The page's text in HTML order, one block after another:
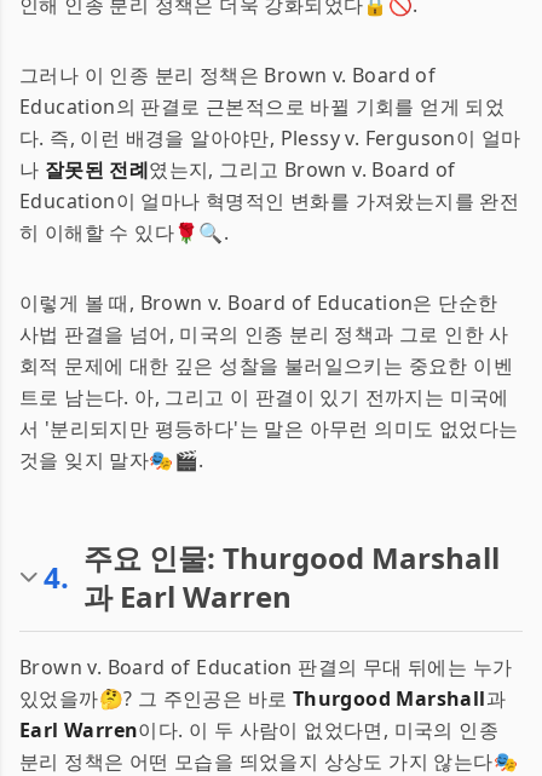
그러나 이 인종 분리 정책은 Brown v. Board of
Education의 판결로 근본적으로 바뀔 기회를 얻게 되었
다. 즉, 이런 배경을 알아야만, Plessy v. Ferguson이 얼마
나 잘못된 전례였는지, 그리고 Brown v. Board of
Education이 얼마나 혁명적인 변화를 가져왔는지를 완전
히 이해할 수 있다🌹🔍.
이렇게 볼 때, Brown v. Board of Education은 단순한
사법 판결을 넘어, 미국의 인종 분리 정책과 그로 인한 사
회적 문제에 대한 깊은 성찰을 불러일으키는 중요한 이벤
트로 남는다. 아, 그리고 이 판결이 있기 전까지는 미국에
서 '분리되지만 평등하다'는 말은 아무런 의미도 없었다는
것을 잊지 말자🎭🎬.
4. 주요 인물: Thurgood Marshall
과 Earl Warren
Brown v. Board of Education 판결의 무대 뒤에는 누가
있었을까🤔? 그 주인공은 바로 Thurgood Marshall과
Earl Warren이다. 이 두 사람이 없었다면, 미국의 인종
분리 정책은 어떤 모습을 띄었을지 상상도 가지 않는다🎭